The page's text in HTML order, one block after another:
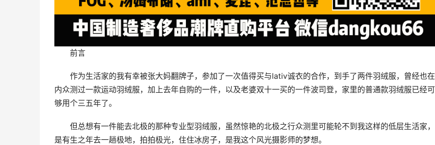
前言
作为生活家的我有幸被张大妈翻牌子，参加了一次值得买与lativ诚衣的合作，到手了两件羽绒服，曾经也
内众测过一款运动羽绒服，加上去年自购的一件，以及老婆双十一买的一件波司登，家里的普通款羽绒服已经
够用个三五年了。
但总想有一件能去北极的那种专业型羽绒服，虽然惊艳的北极之行众测里可能轮不到我这样的低层生活家
是有生之年去一趟极地，拍拍极光，住住冰房子，是我这个风光摄影师的梦想。